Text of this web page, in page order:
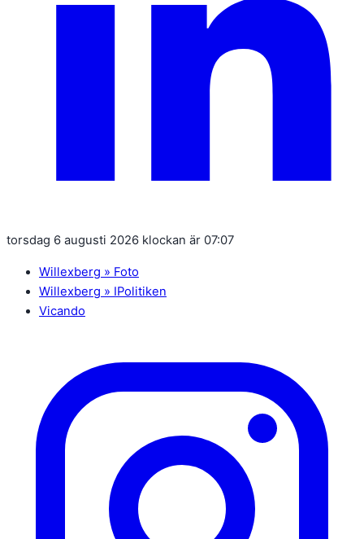
torsdag 6 augusti 2026 klockan är 07:07
Willexberg » Foto
Willexberg » IPolitiken
Vicando